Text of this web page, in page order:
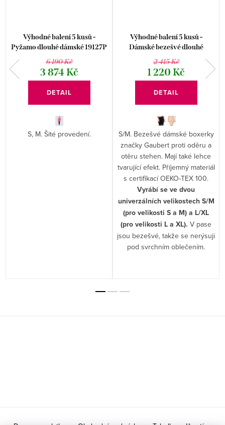
Výhodné balení 5 kusů -
Pyžamo dlouhé dámské 19127P
6 190 Kč
3 874 Kč
DETAIL
S, M. Šité provedení.
Výhodné balení 5 kusů -
Dámské bezešvé dlouhé
boxerky Gaubert GBTW-3002
2 415 Kč
1 220 Kč
DETAIL
S/M. Bezešvé dámské boxerky
značky Gaubert proti oděru a
otěru stehen. Mají také lehce
tvarující efekt. Příjemný materiál
s certifikací OEKO-TEX 100.
Vyrábí se ve dvou
univerzálních velikostech S/M
(pro velikosti S a M) a L/XL
(pro velikosti L a XL). V pase
jsou bezešvé, takže se nerýsují
pod svrchním oblečením.